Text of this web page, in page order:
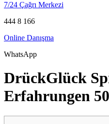
7/24 Çağrı Merkezi
444 8 166
Online Danışma
WhatsApp
DrückGlück
Erfahrungen